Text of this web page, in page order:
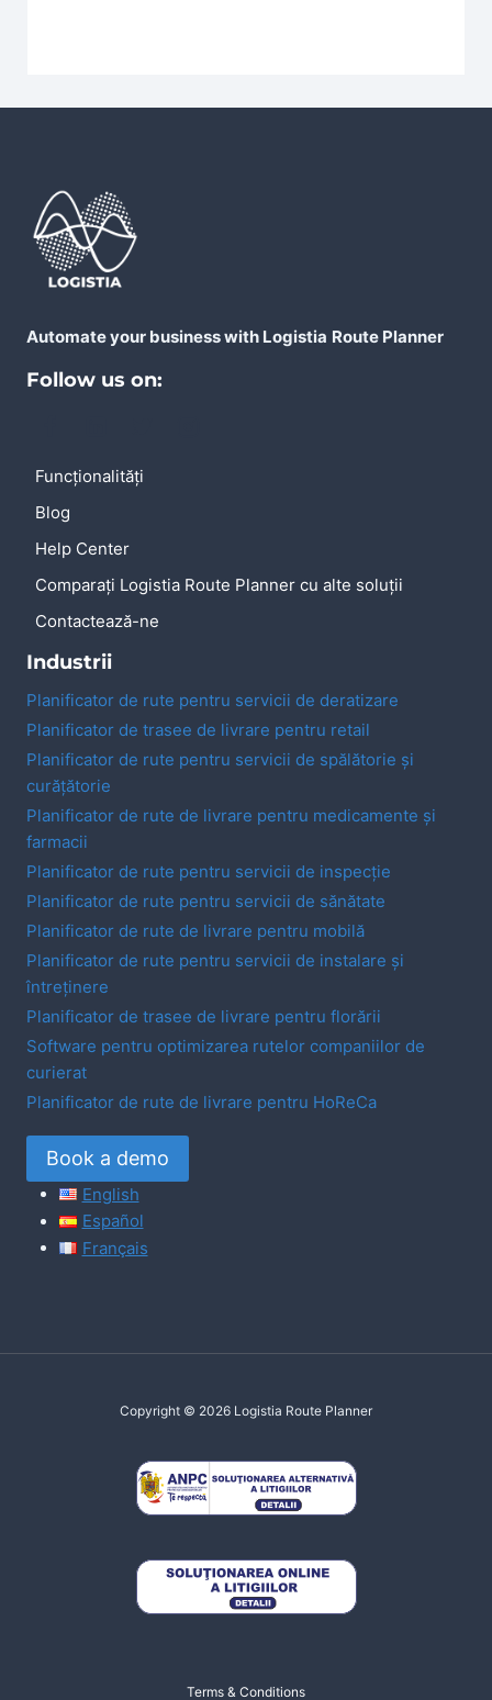
Automate your business with Logistia Route Planner
Follow us on:
Funcționalități
Blog
Help Center
Comparați Logistia Route Planner cu alte soluții
Contactează-ne
Industrii
Planificator de rute pentru servicii de deratizare
Planificator de trasee de livrare pentru retail
Planificator de rute pentru servicii de spălătorie și
curățătorie
Planificator de rute de livrare pentru medicamente și
farmacii
Planificator de rute pentru servicii de inspecție
Planificator de rute pentru servicii de sănătate
Planificator de rute de livrare pentru mobilă
Planificator de rute pentru servicii de instalare și
întreținere
Planificator de trasee de livrare pentru florării
Software pentru optimizarea rutelor companiilor de
curierat
Planificator de rute de livrare pentru HoReCa
Book a demo
English
Español
Français
Copyright © 2026 Logistia Route Planner
Terms & Conditions